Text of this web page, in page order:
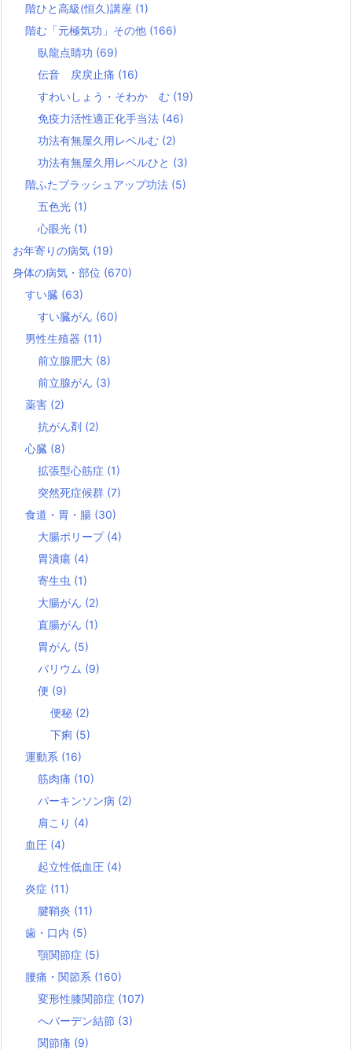
階ひと高級(恒久)講座 (1)
階む「元極気功」その他 (166)
臥龍点睛功 (69)
伝音 戻戻止痛 (16)
すわいしょう・そわか む (19)
免疫力活性適正化手当法 (46)
功法有無屋久用レベルむ (2)
功法有無屋久用レベルひと (3)
階ふたブラッシュアップ功法 (5)
五色光 (1)
心眼光 (1)
お年寄りの病気 (19)
身体の病気・部位 (670)
すい臓 (63)
すい臓がん (60)
男性生殖器 (11)
前立腺肥大 (8)
前立腺がん (3)
薬害 (2)
抗がん剤 (2)
心臓 (8)
拡張型心筋症 (1)
突然死症候群 (7)
食道・胃・腸 (30)
大腸ポリープ (4)
胃潰瘍 (4)
寄生虫 (1)
大腸がん (2)
直腸がん (1)
胃がん (5)
バリウム (9)
便 (9)
便秘 (2)
下痢 (5)
運動系 (16)
筋肉痛 (10)
パーキンソン病 (2)
肩こり (4)
血圧 (4)
起立性低血圧 (4)
炎症 (11)
腱鞘炎 (11)
歯・口内 (5)
顎関節症 (5)
腰痛・関節系 (160)
変形性膝関節症 (107)
へバーデン結節 (3)
関節痛 (9)